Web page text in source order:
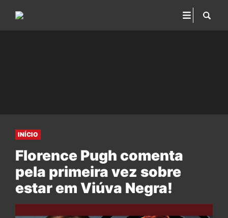
INÍCIO
Florence Pugh comenta
pela primeira vez sobre
estar em Viúva Negra!